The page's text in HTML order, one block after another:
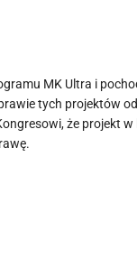
MK Ultra i
tych projektów
że projekt